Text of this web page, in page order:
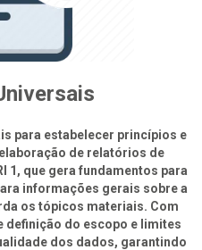
para estabelecer princípios e
de relatórios de
1, que gera fundamentos para
informações gerais sobre a
os tópicos materiais. Com
definição do escopo e limites
dos dados, garantindo